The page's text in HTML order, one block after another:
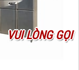
VUI LÒNG GỌI